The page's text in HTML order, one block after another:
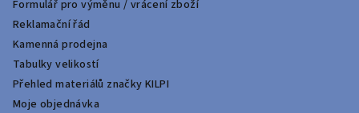
Formulář pro výměnu / vrácení zboží
Reklamační řád
Kamenná prodejna
Tabulky velikostí
Přehled materiálů značky KILPI
Moje objednávka